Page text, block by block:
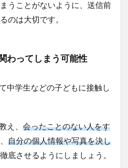
うことがないように、送信前
のは大切です。
わってしまう可能性
中学生などの子どもに接触し
え、 会ったことのない人をす
自分の個人情報や写真を決し
底させるようにしましょう。